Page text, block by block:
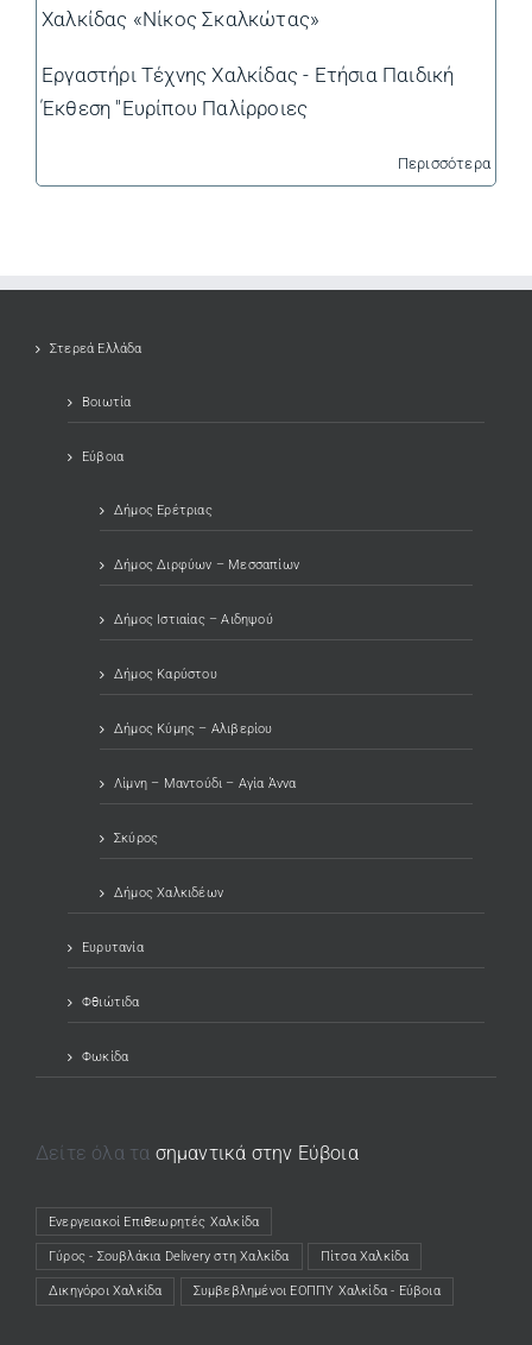
Χαλκίδας «Νίκος Σκαλκώτας»
Εργαστήρι Τέχνης Χαλκίδας - Ετήσια Παιδική
Έκθεση "Ευρίπου Παλίρροιες
Περισσότερα
Στερεά Ελλάδα
Βοιωτία
Εύβοια
Δήμος Ερέτριας
Δήμος Διρφύων – Μεσσαπίων
Δήμος Ιστιαίας – Αιδηψού
Δήμος Καρύστου
Δήμος Κύμης – Αλιβερίου
Λίμνη – Μαντούδι – Αγία Άννα
Σκύρος
Δήμος Χαλκιδέων
Ευρυτανία
Φθιώτιδα
Φωκίδα
Δείτε όλα τα σημαντικά στην Εύβοια
Ενεργειακοί Επιθεωρητές Χαλκίδα
(opens in a new tab)
Γύρος - Σουβλάκια Delivery στη Χαλκίδα
(opens in a new tab) Πίτσα Χαλκίδα
(opens in a new tab)
Δικηγόροι Χαλκίδα
(opens in a new tab) Συμβεβλημένοι ΕΟΠΠΥ Χαλκίδα - Εύβοια
(opens in a new tab)